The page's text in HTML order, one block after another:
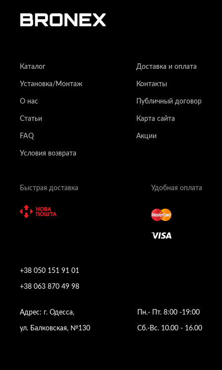
+38 050 151 91 01
+38 063 870 49 98
Пн.- Пт. 8:00 -19:00
Сб.-Вс. 10.00 - 16.00
Адрес: г. Одесса,
ул. Балковская, №130
Каталог Доставка и оплата
Установка/Монтаж Контакты
О нас Публичный договор
Статьи Карта сайта
FAQ Акции
Условия возврата
Быстрая доставка Удобная оплата